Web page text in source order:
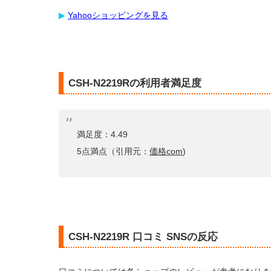
▶︎ Yahooショッピングを見る
CSH-N2219Rの利用者満足度
満足度：4.49
5点満点（引用元： 価格com)
CSH-N2219R 口コミ SNSの反応